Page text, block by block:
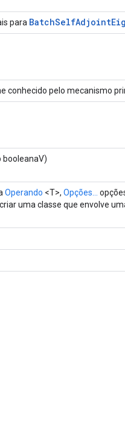
para BatchSelfAdjointEig
conhecido pelo mecanismo
Operando <T>, Opções...
uma classe que envolve